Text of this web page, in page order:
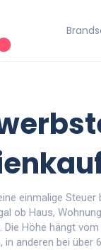
einmalige Steuer
ob Haus,
Die Höhe hängt vom
in anderen bei über